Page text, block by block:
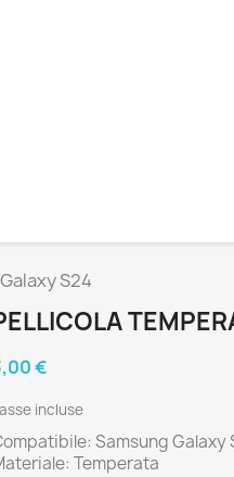
S24
€
incluse
Samsung Galaxy
Temperata